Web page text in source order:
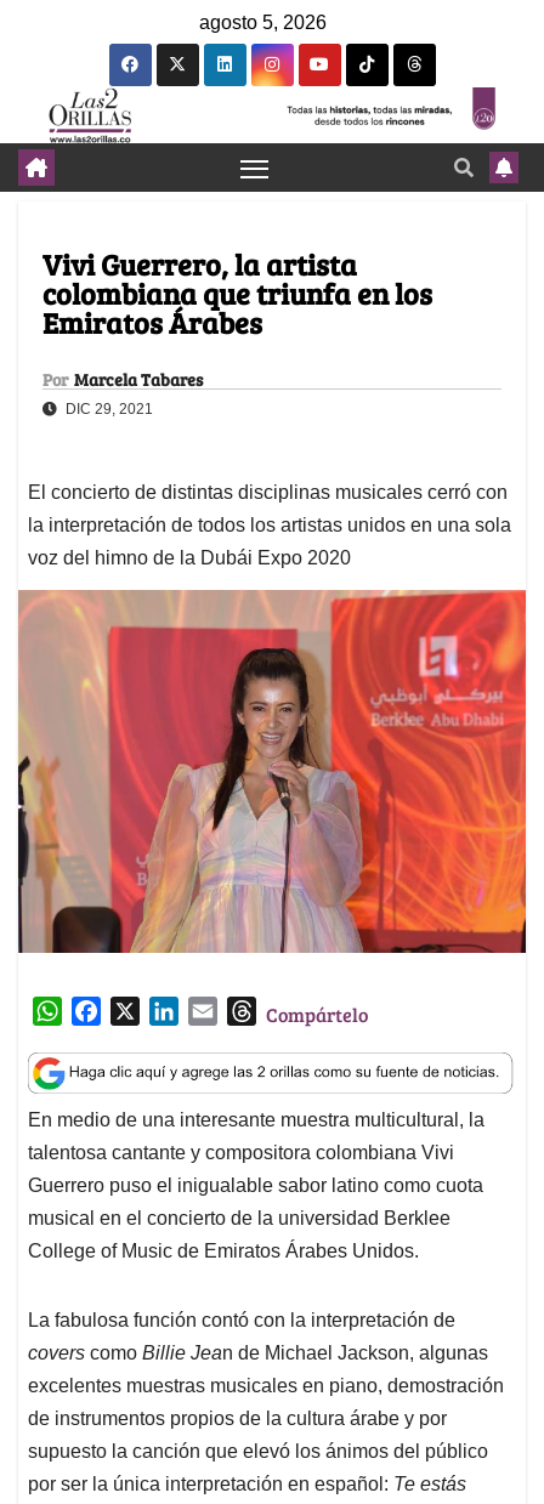
agosto 5, 2026
Vivi Guerrero, la artista
colombiana que triunfa en los
Emiratos Árabes
Por Marcela Tabares
DIC 29, 2021
El concierto de distintas disciplinas musicales cerró con
la interpretación de todos los artistas unidos en una sola
voz del himno de la Dubái Expo 2020
W
a
t
s
A
p
p
c
e
b
o
o
k
n
k
e
d
I
n
a
i
l
T
r
e
a
d
s
Compártelo
En medio de una interesante muestra multicultural, la
talentosa cantante y compositora colombiana Vivi
Guerrero puso el inigualable sabor latino como cuota
musical en el concierto de la universidad Berklee
College of Music de Emiratos Árabes Unidos.
La fabulosa función contó con la interpretación de
covers como Billie Jean de Michael Jackson, algunas
excelentes muestras musicales en piano, demostración
de instrumentos propios de la cultura árabe y por
supuesto la canción que elevó los ánimos del público
por ser la única interpretación en español: Te estás